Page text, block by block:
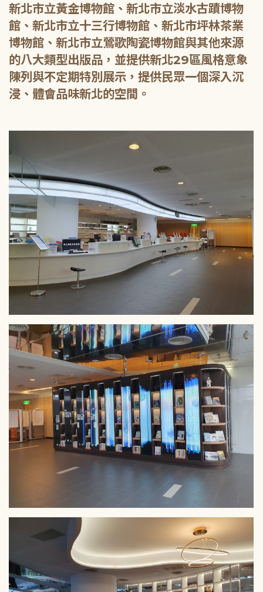
新北市立黃金博物館、新北市立淡水古蹟博物
館、新北市立十三行博物館、新北市坪林茶業
博物館、新北市立鶯歌陶瓷博物館與其他來源
的八大類型出版品，並提供新北29區風格意象
陳列與不定期特別展示，提供民眾一個深入沉
浸、體會品味新北的空間。